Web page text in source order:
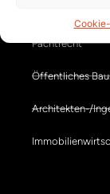
Pachtrecht
Öffentliches
Architekten-/